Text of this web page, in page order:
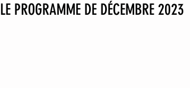
LE PROGRAMME DE DÉCEMBRE 2023